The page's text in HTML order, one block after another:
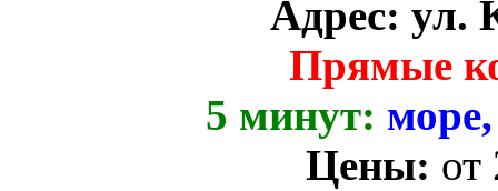
Адрес: ул.
Прямые
5 минут:
Цены: от